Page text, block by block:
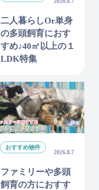
二人暮らしor単身
の多頭飼育におす
すめ♪40㎡以上の１
LDK特集
おすすめ物件
2026.8.7
ファミリーや多頭
飼育の方におすす